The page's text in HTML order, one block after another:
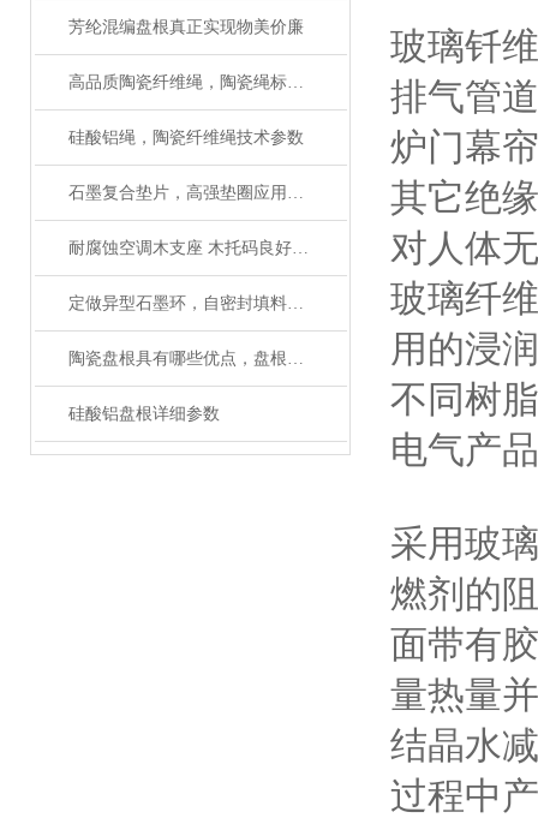
芳纶混编盘根真正实现物美价廉
高品质陶瓷纤维绳，陶瓷绳标准规格型号
硅酸铝绳，陶瓷纤维绳技术参数
石墨复合垫片，高强垫圈应用设备
耐腐蚀空调木支座 木托码良好防腐性能
定做异型石墨环，自密封填料环厂家（质量保障）
陶瓷盘根具有哪些优点，盘根填料的分类有哪些
硅酸铝盘根详细参数
玻璃钎
排气管
炉门幕
其它绝
对人体
玻璃纤
用的浸
不同树
电气产
采用玻
燃剂的
面带有
量热量
结晶水
过程中